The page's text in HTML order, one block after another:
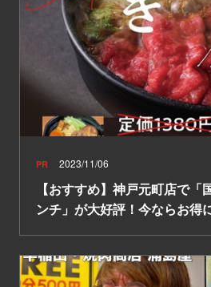
PR 2023/11/06
【おすすめ】神戸元町店で「
ンチ」が大好評！今ならお得